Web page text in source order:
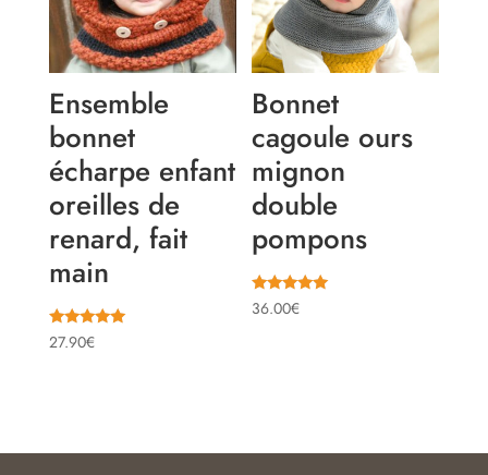
Ensemble
bonnet
écharpe enfant
oreilles de
renard, fait
main
Note
5.00
27.90€
Bonnet
cagoule ours
mignon
double
pompons
Note
5.00
36.00€